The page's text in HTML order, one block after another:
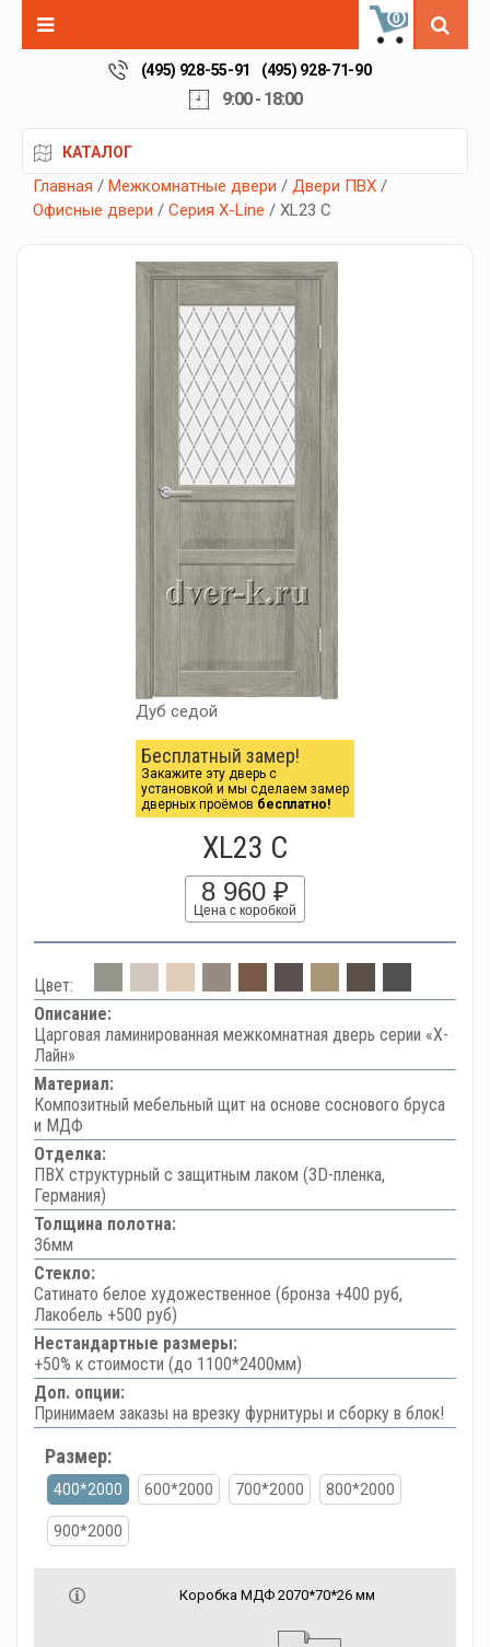
0
(495) 928-55-91 (495) 928-71-90
9:00 - 18:00
КАТАЛОГ
Главная / Межкомнатные двери / Двери ПВХ /
Офисные двери / Серия X-Line / XL23 C
Дуб седой
Бесплатный замер!
Закажите эту дверь с
установкой и мы сделаем замер
дверных проёмов бесплатно!
XL23 C
8 960 ₽
Цена с коробкой
Цвет:
Описание:
Царговая ламинированная межкомнатная дверь серии «Х-
Лайн»
Материал:
Композитный мебельный щит на основе соснового бруса
и МДФ
Отделка:
ПВХ структурный с защитным лаком (3D-пленка,
Германия)
Толщина полотна:
36мм
Стекло:
Сатинато белое художественное (бронза +400 руб,
Лакобель +500 руб)
Нестандартные размеры:
+50% к стоимости (до 1100*2400мм)
Доп. опции:
Принимаем заказы на врезку фурнитуры и сборку в блок!
Размер:
400*2000 600*2000 700*2000 800*2000
900*2000
Коробка МДФ 2070*70*26 мм